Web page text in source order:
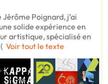
Poignard, j’ai
solide expérience en
artistique, spécialisé en
Voir tout le texte